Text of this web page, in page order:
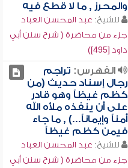
والمحرز , ما لا قطع فيه
للشيخ: عبد المحسن العباد
جزء من محاضرة ( شرح سنن أبي
داود [495])
الفهرس: تراجم
رجال إسناد حديث (من
كظم غيظاً وهو قادر
على أن ينفذه ملأه الله
أمناً وإيماناً...) , ما جاء
فيمن كظم غيظاً
للشيخ: عبد المحسن العباد
جزء من محاضرة ( شرح سنن أبي